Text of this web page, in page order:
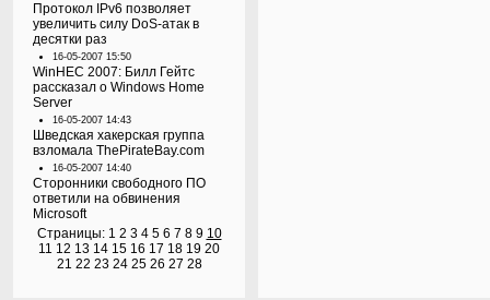
Протокол IPv6 позволяет
увеличить силу DoS-атак в
десятки раз
16-05-2007 15:50
WinHEC 2007: Билл Гейтс
рассказал о Windows Home
Server
16-05-2007 14:43
Шведская хакерская группа
взломала ThePirateBay.com
16-05-2007 14:40
Сторонники свободного ПО
ответили на обвинения
Microsoft
Страницы: 1 2 3 4 5 6 7 8 9 10
11 12 13 14 15 16 17 18 19 20
21 22 23 24 25 26 27 28